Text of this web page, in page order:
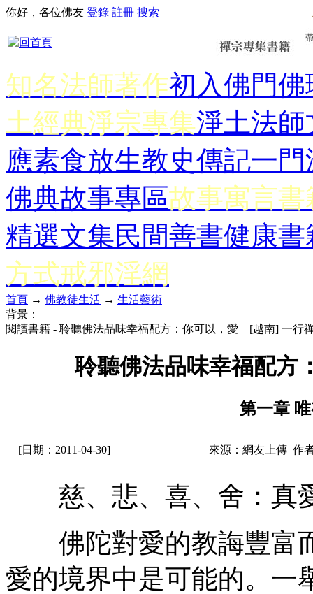
你好，各位佛友 登錄 註冊 搜索
知名法師著作初入佛門佛
土經典淨宗專集淨土法師
應素食放生教史傳記一門
佛典故事專區故事寓言書
精選文集民間善書健康書
方式戒邪淫網
首頁 → 佛教徒生活 → 生活藝術
背景：
閱讀書籍 - 聆聽佛法品味幸福配方：你可以，愛 [越南] 一行
聆聽佛法品味幸福配
第一章
[日期：2011-04-30] 來源：網友上傳 作
慈、悲、喜、舍：真
佛陀對愛的教誨豐富而
愛的境界中是可能的。一